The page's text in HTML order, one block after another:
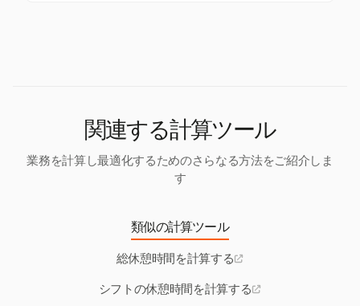
関連する計算ツール
業務を計算し最適化するためのさらなる方法をご紹介しま
す
類似の計算ツール
総休憩時間を計算する
シフトの休憩時間を計算する